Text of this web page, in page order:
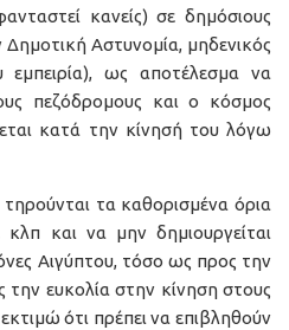
κανείς) σε δημόσιους
Αστυνομία, μηδενικός
ως αποτέλεσμα να
πεζόδρομους και ο κόσμος
κατά την κίνησή του λόγω
τηρούνται τα καθορισμένα όρια
κλπ και να μην δημιουργείται
Αιγύπτου, τόσο ως προς την
ευκολία στην κίνηση στους
ότι πρέπει να επιβληθούν